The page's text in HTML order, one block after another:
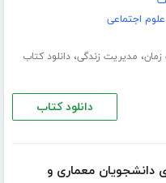
اجتماعی
، مدیریت زندگی،دانلود کتاب
دانلود کتاب
دانشجویان معماری و